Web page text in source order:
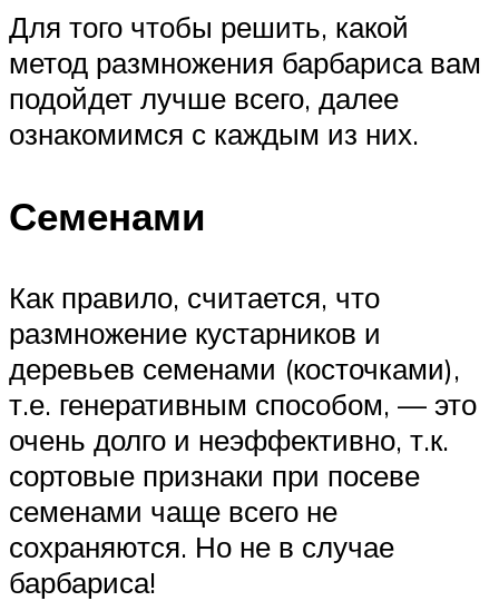
Для того чтобы решить, какой
метод размножения барбариса вам
подойдет лучше всего, далее
ознакомимся с каждым из них.
Семенами
Как правило, считается, что
размножение кустарников и
деревьев семенами (косточками),
т.е. генеративным способом, — это
очень долго и неэффективно, т.к.
сортовые признаки при посеве
семенами чаще всего не
сохраняются. Но не в случае
барбариса!